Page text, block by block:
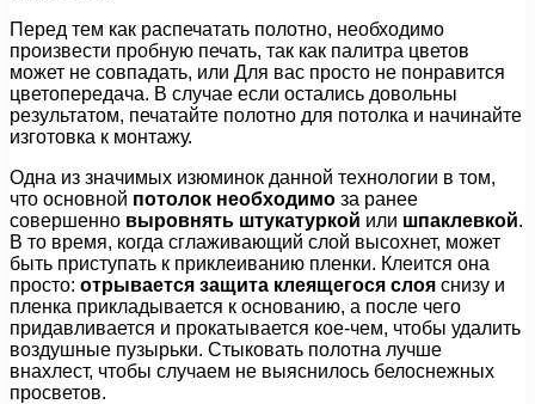
Перед тем как распечатать полотно, необходимо
произвести пробную печать, так как палитра цветов
может не совпадать, или Для вас просто не понравится
цветопередача. В случае если остались довольны
результатом, печатайте полотно для потолка и начинайте
изготовка к монтажу.
Одна из значимых изюминок данной технологии в том,
что основной потолок необходимо за ранее
совершенно выровнять штукатуркой или шпаклевкой.
В то время, когда сглаживающий слой высохнет, может
быть приступать к приклеиванию пленки. Клеится она
просто: отрывается защита клеящегося слоя снизу и
пленка прикладывается к основанию, а после чего
придавливается и прокатывается кое-чем, чтобы удалить
воздушные пузырьки. Стыковать полотна лучше
внахлест, чтобы случаем не выяснилось белоснежных
просветов.